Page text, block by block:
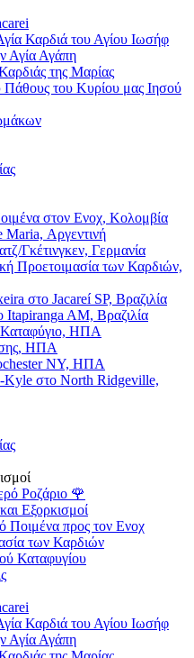
Καρδιά του Αγίου Ιωσήφ
Αγία Αγάπη
της Μαρίας
Πάθους του Κυρίου μας Ιησού
στον Ενοχ, Κολομβία
Αργεντινή
Γκέτινγκεν, Γερμανία
Προετοιμασία των Καρδιών,
στο Jacareí SP, Βραζιλία
AM, Βραζιλία
Καταφύγιο, ΗΠΑ
ΗΠΑ
NY, ΗΠΑ
Kyle στο North Ridgeville,
Ροζάριο 🌹
Εξορκισμοί
Ποιμένα προς τον Ενοχ
των Καρδιών
Καταφυγίου
Καρδιά του Αγίου Ιωσήφ
Αγία Αγάπη